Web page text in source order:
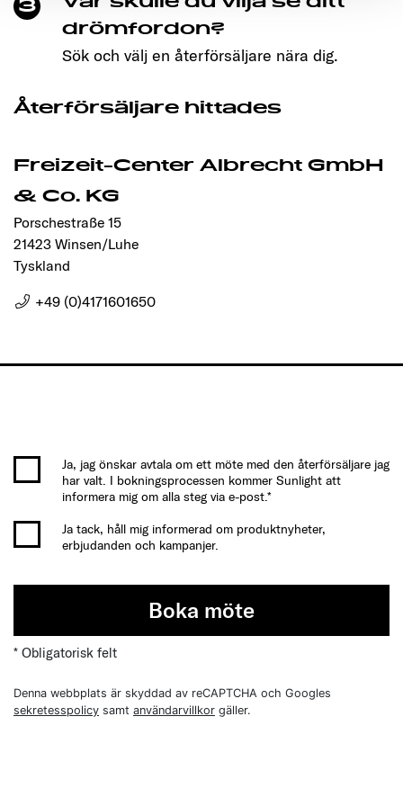
Ermöglichung der Seitennavigation erforderlich sind.
3
drömfordon?
Sök och välj en återförsäljare nära dig.
Återförsäljare hittades
Freizeit-Center Albrecht GmbH
& Co. KG
Porschestraße 15
21423 Winsen/Luhe
Tyskland
+49 (0)4171601650
Ja, jag önskar avtala om ett möte med den återförsäljare jag
har valt. I bokningsprocessen kommer Sunlight att
informera mig om alla steg via e-post.*
Ja tack, håll mig informerad om produktnyheter,
erbjudanden och kampanjer.
Boka möte
* Obligatorisk felt
Denna webbplats är skyddad av reCAPTCHA och Googles
sekretesspolicy samt användarvillkor gäller.